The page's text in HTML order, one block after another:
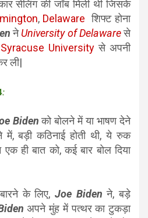
सेलिंग की जॉब मिली थी जिसके
, Delaware शिफ्ट होना
नेUniversity of Delawareसे
Syracuse Universityसे अपनी
ली|
:
Bidenको बोलने में या भाषण देने
में, बड़ी कठिनाई होती थी, ये रुक
ही बात को, कई बार बोल दिया
के लिए,Joe Biden ने, बड़े
अपने मुंह में पत्थर का टुकड़ा